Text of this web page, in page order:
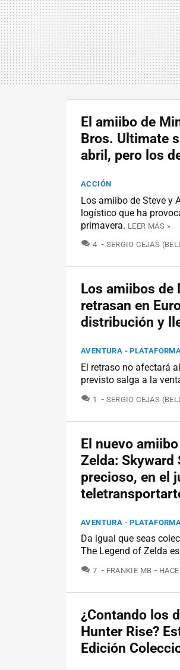
El amiibo de
Bros. Ultimate
abril, pero los
ACCIÓN
Los amiibo de Steve y
logístico que ha
primavera. LEER MÁS »
4 COMENTARIOS
SERGIO CEJAS
Los amiibos de
retrasan en
distribución y
AVENTURA -
El retraso no afectará
previsto salga a la
1 COMENTARIOS
SERGIO CEJAS
El nuevo
Zelda: Skyward
precioso, en el
AVENTURA -
Da igual que seas
The Legend of Zelda
7 COMENTARIOS
FRANKIE MB
¿Contando los
Hunter Rise?
Edición